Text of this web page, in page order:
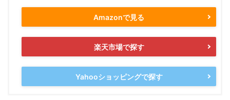
Amazonで見る
楽天市場で探す
Yahooショッピングで探す